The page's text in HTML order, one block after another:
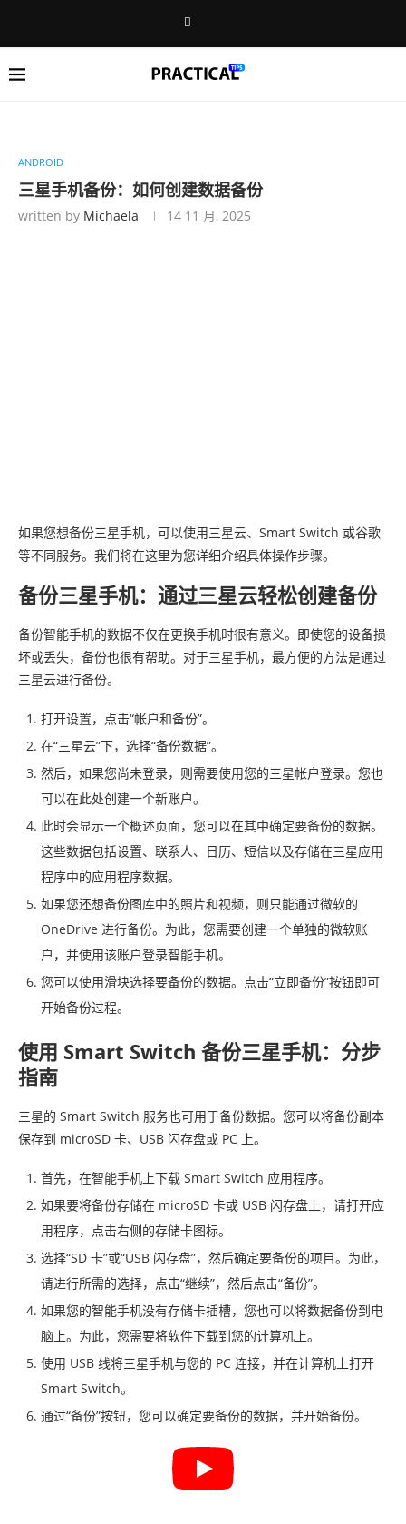
ANDROID
三星手机备份：如何创建数据备份
written by Michaela 14 11 月, 2025
如果您想备份三星手机，可以使用三星云、Smart Switch 或谷歌
等不同服务。我们将在这里为您详细介绍具体操作步骤。
备份三星手机：通过三星云轻松创建备份
备份智能手机的数据不仅在更换手机时很有意义。即使您的设备损
坏或丢失，备份也很有帮助。对于三星手机，最方便的方法是通过
三星云进行备份。
打开设置，点击“帐户和备份”。
在“三星云”下，选择“备份数据”。
然后，如果您尚未登录，则需要使用您的三星帐户登录。您也
可以在此处创建一个新账户。
此时会显示一个概述页面，您可以在其中确定要备份的数据。
这些数据包括设置、联系人、日历、短信以及存储在三星应用
程序中的应用程序数据。
如果您还想备份图库中的照片和视频，则只能通过微软的
OneDrive 进行备份。为此，您需要创建一个单独的微软账
户，并使用该账户登录智能手机。
您可以使用滑块选择要备份的数据。点击“立即备份”按钮即可
开始备份过程。
使用 Smart Switch 备份三星手机：分步
指南
三星的 Smart Switch 服务也可用于备份数据。您可以将备份副本
保存到 microSD 卡、USB 闪存盘或 PC 上。
首先，在智能手机上下载 Smart Switch 应用程序。
如果要将备份存储在 microSD 卡或 USB 闪存盘上，请打开应
用程序，点击右侧的存储卡图标。
选择“SD 卡”或“USB 闪存盘”，然后确定要备份的项目。为此，
请进行所需的选择，点击“继续”，然后点击“备份”。
如果您的智能手机没有存储卡插槽，您也可以将数据备份到电
脑上。为此，您需要将软件下载到您的计算机上。
使用 USB 线将三星手机与您的 PC 连接，并在计算机上打开
Smart Switch。
通过“备份”按钮，您可以确定要备份的数据，并开始备份。